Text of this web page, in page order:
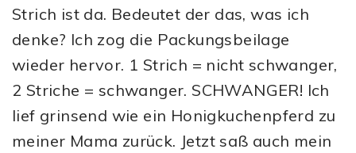
Strich ist da. Bedeutet der das, was ich
denke? Ich zog die Packungsbeilage
wieder hervor. 1 Strich = nicht schwanger,
2 Striche = schwanger. SCHWANGER! Ich
lief grinsend wie ein Honigkuchenpferd zu
meiner Mama zurück. Jetzt saß auch mein